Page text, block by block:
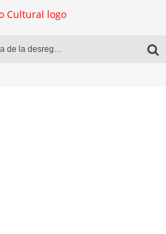
El libro en la mira de la desregulación